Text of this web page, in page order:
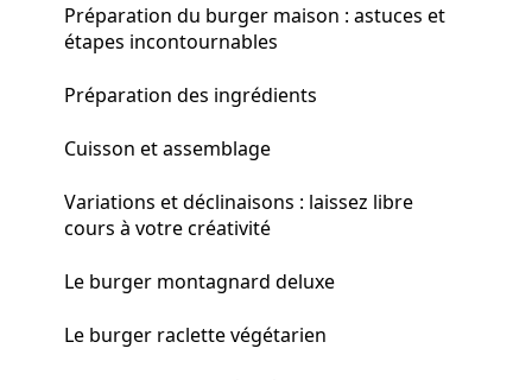
Préparation du burger maison : astuces et
étapes incontournables
Préparation des ingrédients
Cuisson et assemblage
Variations et déclinaisons : laissez libre
cours à votre créativité
Le burger montagnard deluxe
Le burger raclette végétarien